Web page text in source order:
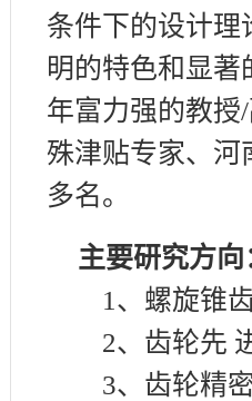
条件下的设计理
明的特色和显著
年富力强的教授
殊津贴专家、河
多名。
主要研究方向
1、螺旋锥齿
2、齿轮先 进
3、齿轮精密